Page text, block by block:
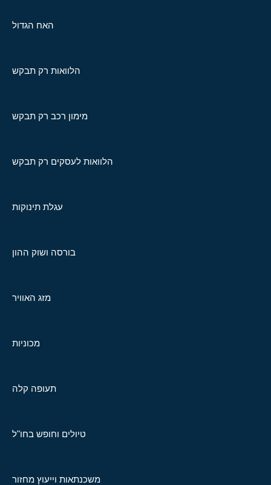
האח הגדול
הלוואות רק תבקש
מימון רכב רק תבקש
הלוואות לעסקים רק תבקש
עגלת תינוקות
בורסה ושוק ההון
מזג האוויר
מכוניות
תעופה קלה
טיולים וחופש בחו"ל
משכנתאות וייעוץ מחזור